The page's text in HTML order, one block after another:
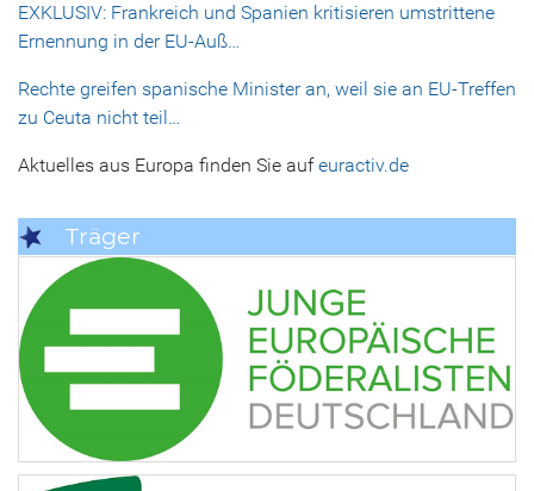
EXKLUSIV: Frankreich und Spanien kritisieren umstrittene
Ernennung in der EU-Auß…
Rechte greifen spanische Minister an, weil sie an EU-Treffen
zu Ceuta nicht teil…
Aktuelles aus Europa finden Sie aufeuractiv.de
Träger